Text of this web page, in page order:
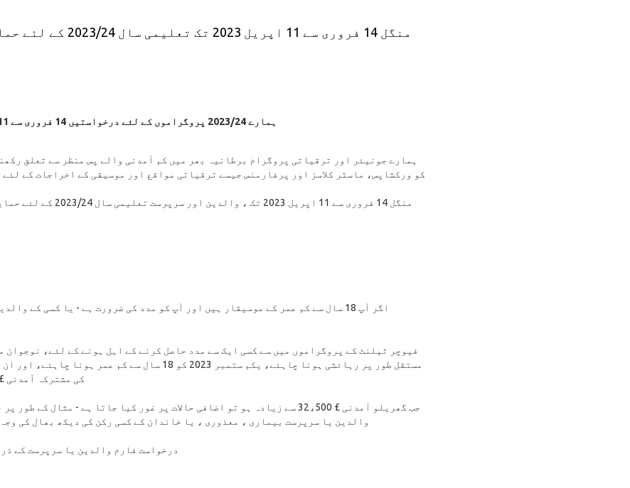
منگل 14 فروری سے 11 اپریل
ہمارے 2023/24 پروگراموں کے لئے درخواستیں 14 فروری سے 11 اپریل 2023 تک کھلی ہیں۔
ہمارے جونیئر اور ترقیاتی پروگرام برطانیہ بھر میں کم آمدنی والے پس منظر سے تعلق
کو ورکشاپس، ماسٹر کلاسز اور پرفارمنس جیسے ترقیاتی مواقع اور موسیقی کے اخراجات کے لئے
منگل 14 فروری سے 11 اپریل 2023
اگر آپ 18 سال سے کم عمر کے موسیقار ہیں اور آپ کو مدد کی ضرورت ہے - یا کسی کے
فیوچر ٹیلنٹ کے پروگراموں میں سے کسی ایک سے مدد حاصل کرنے کے اہل ہونے کے لئے، نوجوان
مستقل طور پر رہائشی ہونا چاہئے، یکم ستمبر 2023 کو 18 سال سے
کی مشترکہ آمدنی £ 32،500 * سے زیادہ نہ ہو۔
والدین یا سرپرست بیماری ، معذوری ، یا خاندان کے کسی رکن کی دیکھ بھال کی